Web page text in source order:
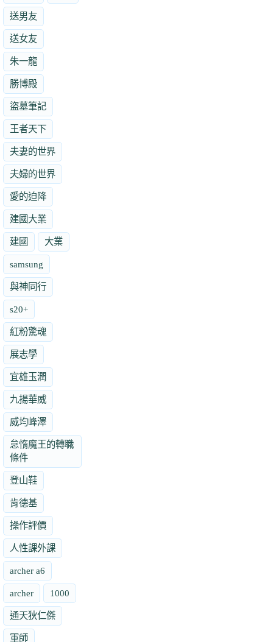
送男友
送女友
朱一龍
勝博殿
盜墓筆記
王者天下
夫妻的世界
夫婦的世界
愛的迫降
建國大業
建國 大業
samsung
與神同行
s20+
紅粉驚魂
展志學
宜雄玉潤
九揚華威
威均峰澤
怠惰魔王的轉職
條件
登山鞋
肯德基
操作評價
人性課外課
archer a6
archer 1000
通天狄仁傑
軍師